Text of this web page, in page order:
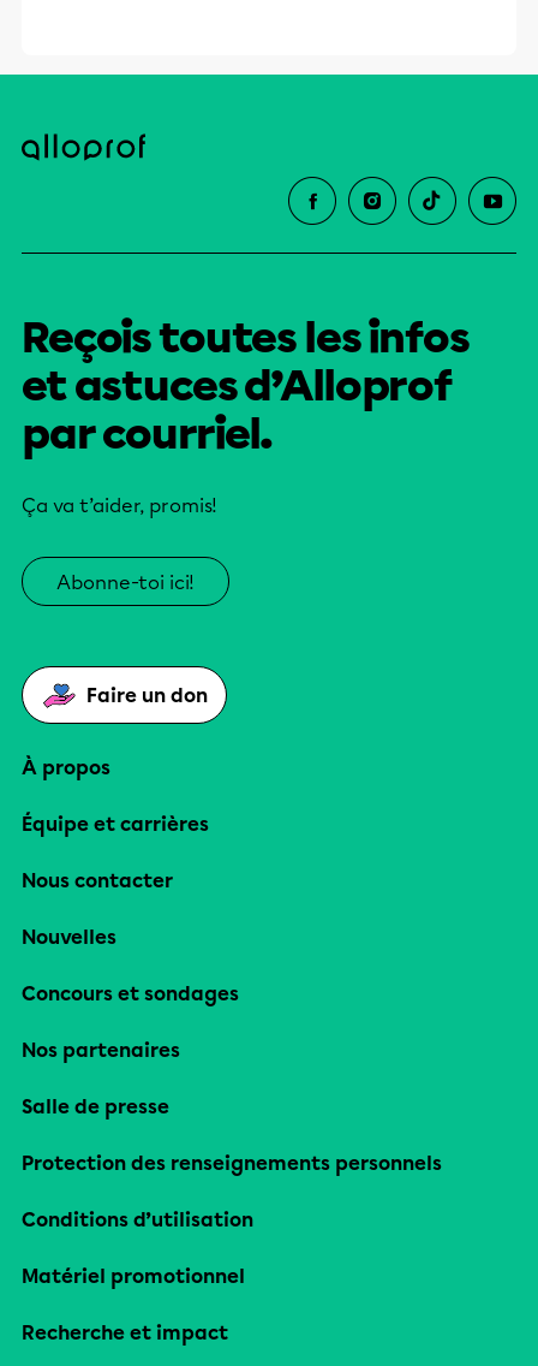
Reçois toutes les infos
et astuces d’Alloprof
par courriel.
Ça va t’aider, promis!
Abonne-toi ici!
Faire un don
À propos
Équipe et carrières
Nous contacter
Nouvelles
Concours et sondages
Nos partenaires
Salle de presse
Protection des renseignements personnels
Conditions d’utilisation
Matériel promotionnel
Recherche et impact